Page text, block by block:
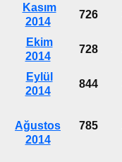
Kasım
2014
726
Ekim
2014
728
Eylül
2014
844
Ağustos
2014
785